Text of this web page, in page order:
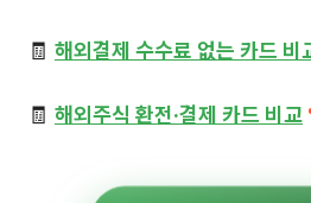
🧾 해외결제 수수료 없는 카드 비
🧾 해외주식 환전·결제 카드 비교